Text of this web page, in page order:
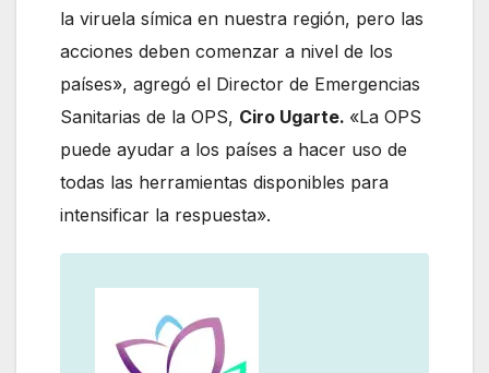
la viruela símica en nuestra región, pero las
acciones deben comenzar a nivel de los
países», agregó el Director de Emergencias
Sanitarias de la OPS, Ciro Ugarte. «La OPS
puede ayudar a los países a hacer uso de
todas las herramientas disponibles para
intensificar la respuesta».